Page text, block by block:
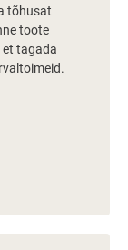
tõhusat
toote
tagada